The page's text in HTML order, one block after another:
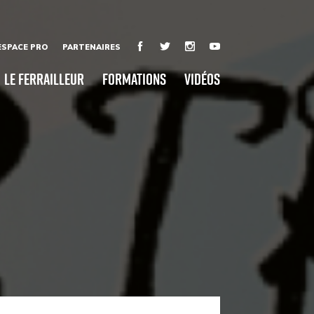
PRO PARTENAIRES
Le Ferrailleur Formations Vidéos